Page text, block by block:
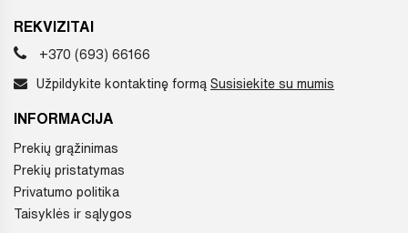
REKVIZITAI
+370 (693) 66166
Užpildykite kontaktinę formą Susisiekite su mumis
INFORMACIJA
Prekių grąžinimas
Prekių pristatymas
Privatumo politika
Taisyklės ir sąlygos